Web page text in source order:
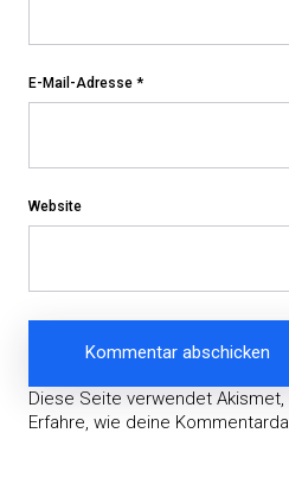
E-Mail-Adresse *
Website
Diese Seite verwendet
Erfahre, wie deine